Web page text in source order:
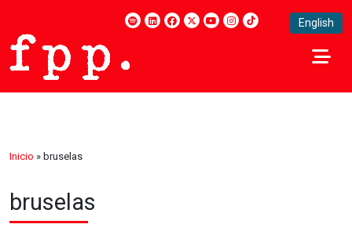
English
Inicio » bruselas
bruselas